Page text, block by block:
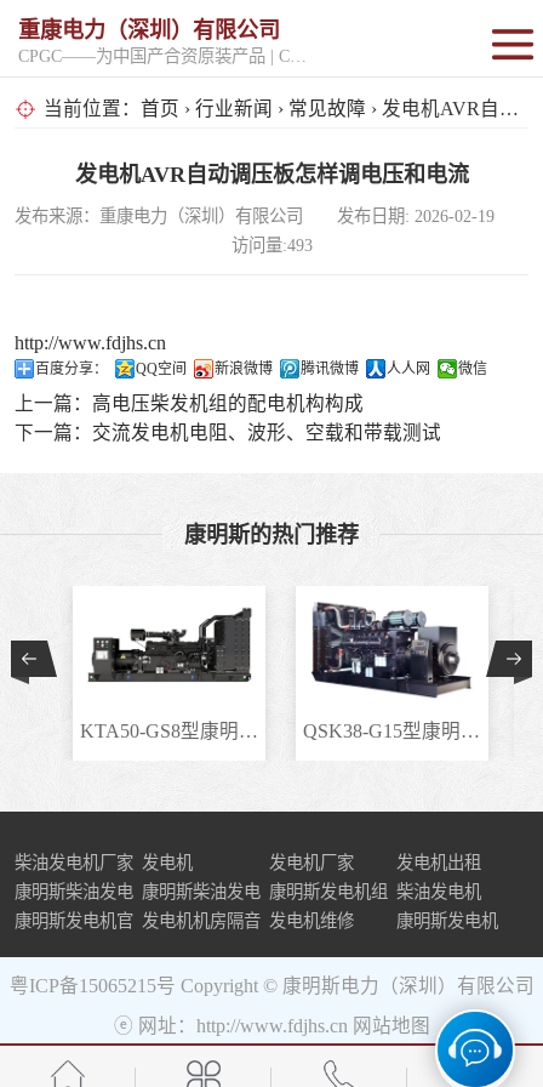
重康电力（深圳）有限公司
当前位置： 首页 › 行业新闻 › 常见故障 › 发电机AVR自动调压板怎样调电压和电流
发电机AVR自动调压板怎样调电压和电流
发布来源：重康电力（深圳）有限公司 发布日期: 2026-02-19
访问量:493
http://www.fdjhs.cn
百度分享： QQ空间 新浪微博 腾讯微博 人人网 微信
上一篇： 高电压柴发机组的配电机构构成
下一篇： 交流发电机电阻、波形、空载和带载测试
康明斯的热门推荐
KTA50-GS8型康明斯柴.. QSK38-G15型康明斯柴..
柴油发电机厂家 发电机 发电机厂家
发电机出租
康明斯柴油发电
机组
康明斯柴油发电
机
康明斯发电机组 柴油发电机
康明斯发电机官 发电机机房隔音 发电机维修 康明斯发电机
粤ICP备15065215号 Copyright © 康明斯电力（深圳）有限公司
ⓔ 网址：http://www.fdjhs.cn 网站地图
固定开架式
超静音型
移动电站